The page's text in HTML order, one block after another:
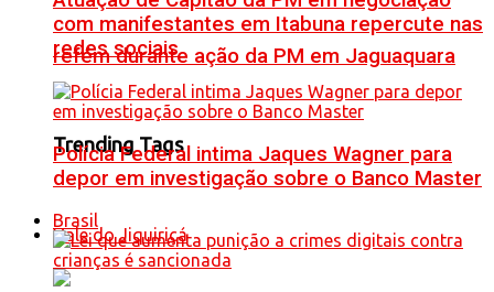
refém durante ação da PM em Jaguaquara
Trending Tags
Vale do Jiquiriçá
com manifestantes em Itabuna repercute nas
redes sociais
Polícia Federal intima Jaques Wagner para
depor em investigação sobre o Banco Master
Brasil